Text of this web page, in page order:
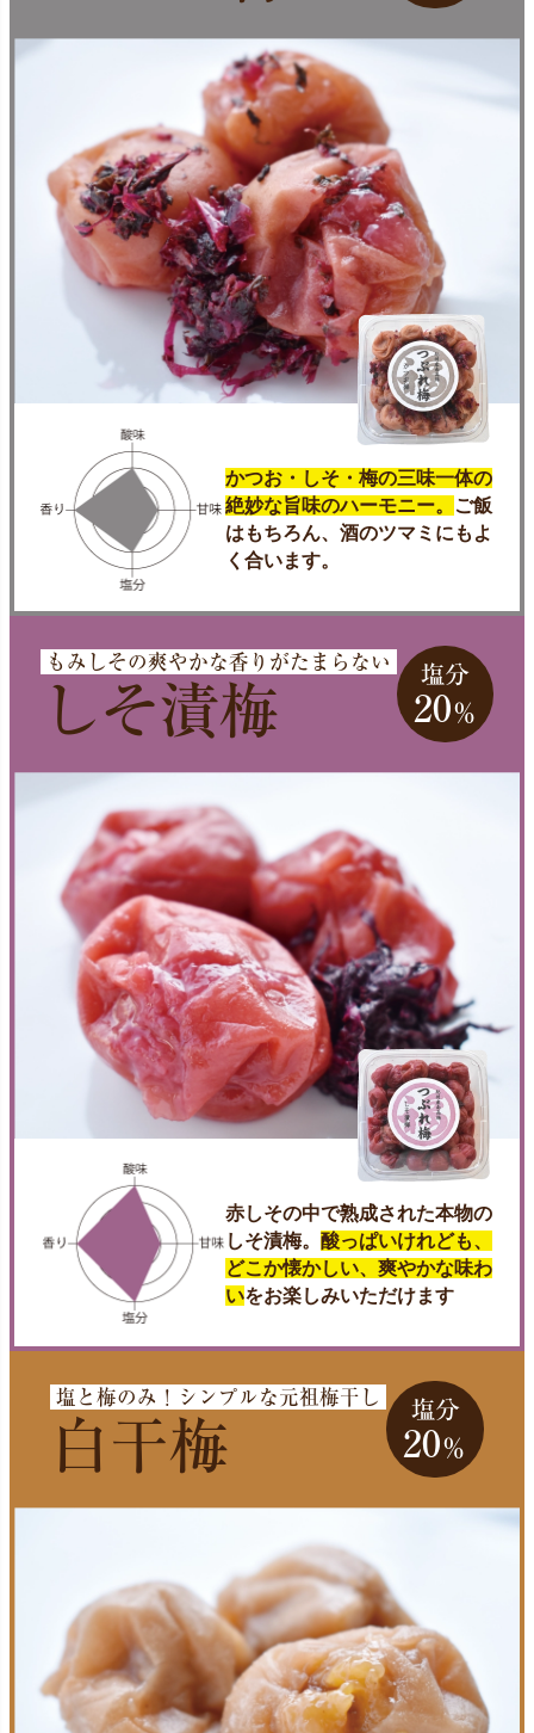
かつお・しそ・梅の三味一体の
絶妙な旨味のハーモニー。 ご飯
はもちろん、酒のツマミにもよ
く合います。
もみしその爽やかな香りがたまらない
しそ漬梅
塩分
20％
赤しその中で熟成された本物の
しそ漬梅。酸っぱいけれども、
どこか懐かしい、爽やかな味わ
いをお楽しみいただけます
塩と梅のみ！シンプルな元祖梅干し
白干梅
塩分
20％